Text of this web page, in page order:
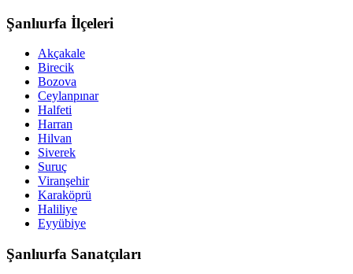
Şanlıurfa İlçeleri
Akçakale
Birecik
Bozova
Ceylanpınar
Halfeti
Harran
Hilvan
Siverek
Suruç
Viranşehir
Karaköprü
Haliliye
Eyyübiye
Şanlıurfa Sanatçıları